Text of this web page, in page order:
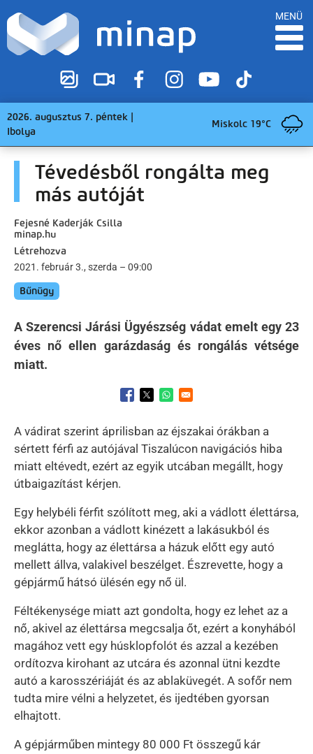
MENÜ
2026. augusztus 7. péntek |
Ibolya
Miskolc 19°C
Tévedésből rongálta meg
más autóját
Fejesné Kaderják Csilla
minap.hu
Létrehozva
2021. február 3., szerda – 09:00
Bűnügy
A Szerencsi Járási Ügyészség vádat emelt egy 23
éves nő ellen garázdaság és rongálás vétsége
miatt.
Opens in a new window
Opens in a new window
Opens in a new window
A vádirat szerint áprilisban az éjszakai órákban a
sértett férfi az autójával Tiszalúcon navigációs hiba
miatt eltévedt, ezért az egyik utcában megállt, hogy
útbaigazítást kérjen.
Egy helybéli férfit szólított meg, aki a vádlott élettársa,
ekkor azonban a vádlott kinézett a lakásukból és
meglátta, hogy az élettársa a házuk előtt egy autó
mellett állva, valakivel beszélget. Észrevette, hogy a
gépjármű hátsó ülésén egy nő ül.
Féltékenysége miatt azt gondolta, hogy ez lehet az a
nő, akivel az élettársa megcsalja őt, ezért a konyhából
magához vett egy húsklopfolót és azzal a kezében
ordítozva kirohant az utcára és azonnal ütni kezdte
autó a karosszériáját és az ablaküvegét. A sofőr nem
tudta mire vélni a helyzetet, és ijedtében gyorsan
elhajtott.
A gépjárműben mintegy 80 000 Ft összegű kár